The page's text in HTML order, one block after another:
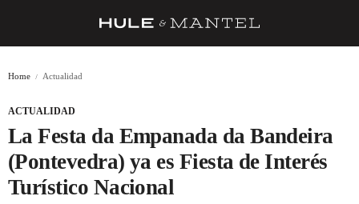
BARRAS Y ESTRELLAS
DÓNDE COMER
Home Actualidad
ACTUALIDAD
La Festa da Empanada da Bandeira
(Pontevedra) ya es Fiesta de Interés
Turístico Nacional